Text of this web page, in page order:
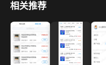
相关推荐